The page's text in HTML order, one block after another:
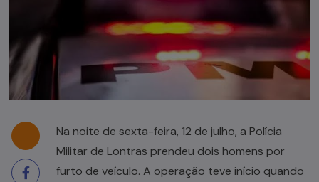
Na noite de sexta-feira, 12 de julho, a Polícia
Militar de Lontras prendeu dois homens por
furto de veículo. A operação teve início quando